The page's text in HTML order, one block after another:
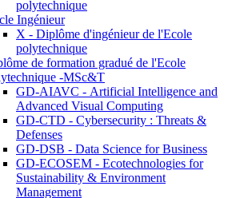
polytechnique
Ingénieur
X - Diplôme d'ingénieur de l'Ecole
polytechnique
de formation gradué de l'Ecole
-MSc&T
GD-AIAVC - Artificial Intelligence and
Advanced Visual Computing
GD-CTD - Cybersecurity : Threats &
Defenses
GD-DSB - Data Science for Business
GD-ECOSEM - Ecotechnologies for
Sustainability & Environment
Management